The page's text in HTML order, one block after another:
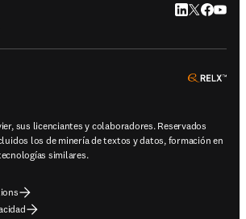
LinkedIn se
Twitter se
sus licenciantes y colaboradores. Reservados
los de minería de textos y datos, formación en
similares.